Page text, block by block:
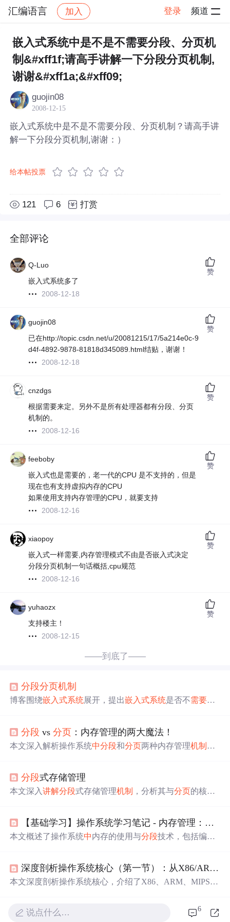
汇编语言 加入 登录 频道
社区 汇编语言 帖子详情
嵌入式系统中是不是不需要分段、分页机
制&#xff1f;请高手讲解一下分段分页机制,
谢谢&#xff1a;&#xff09;
guojin08
2008-12-15
嵌入式系统中是不是不需要分段、分页机制？请高手讲
解一下分段分页机制,谢谢：）
给本帖投票
121 6 打赏
全部评论
Q-Luo
嵌入式系统多了
2008-12-18
赞
guojin08
已在http://topic.csdn.net/u/20081215/17/5a214e0c-9
d4f-4892-9878-81818d345089.html结贴，谢谢！
2008-12-18
赞
cnzdgs
根据需要来定。另外不是所有处理器都有分段、分页
机制的。
2008-12-16
赞
feeboby
嵌入式也是需要的，老一代的CPU 是不支持的，但是
现在也有支持虚拟内存的CPU
如果使用支持内存管理的CPU，就要支持
2008-12-16
赞
xiaopoy
嵌入式一样需要,内存管理模式不由是否嵌入式决定
分段分页机制一句话概括,cpu规范
2008-12-16
赞
yuhaozx
支持楼主！
2008-12-15
赞
——到底了——
分段分页机制
博客围绕嵌入式系统展开，提出嵌入式系统是否不需要分
分段 vs分页 ：内存管理的两大魔法！
本文深入解析操作系统中分段和分页两种内存管理机制 。
配。文章对比二者优劣，介绍现代系统采用的段页式结合
方案，并讲解多级页表与TLB对性能的优化。
分段式存储管理
本文深入讲解分段式存储管理机制 ，分析其与分页的核心
的优势。最后介绍现代系统中段页式结合的应用，以及软
考常见地址计算题型。
【基础学习】操作系统学习笔记 - 内存管理：内存使用与
本文概述了操作系统中内存的使用与分段技术，包括编译
表映射到物理内存，以及内存分配、交换和优化策略。 深度剖析操作系统核心（第一节）：从X86/ARM/MIPS处理器架构到虚拟内存、
本文深度剖析操作系统核心，介绍了X86、ARM、MIPS、
理，还讲解了Linux内存管理方式，如
管理、虚拟地址
说点什么… 6